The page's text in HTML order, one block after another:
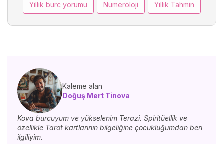
Yillik burc yorumu Numeroloji Yıllık Tahmin
Kaleme alan
Doğuş Mert Tinova
Kova burcuyum ve yükselenim Terazi. Spiritüellik ve
özellikle Tarot kartlarının bilgeliğine çocukluğumdan beri
ilgiliyim.